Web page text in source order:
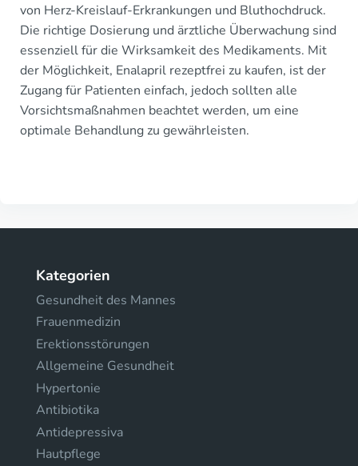
von Herz-Kreislauf-Erkrankungen und Bluthochdruck.
Die richtige Dosierung und ärztliche Überwachung sind
essenziell für die Wirksamkeit des Medikaments. Mit
der Möglichkeit, Enalapril rezeptfrei zu kaufen, ist der
Zugang für Patienten einfach, jedoch sollten alle
Vorsichtsmaßnahmen beachtet werden, um eine
optimale Behandlung zu gewährleisten.
Kategorien
Gesundheit des Mannes
Frauenmedizin
Erektionsstörungen
Allgemeine Gesundheit
Hypertonie
Antibiotika
Antidepressiva
Hautpflege